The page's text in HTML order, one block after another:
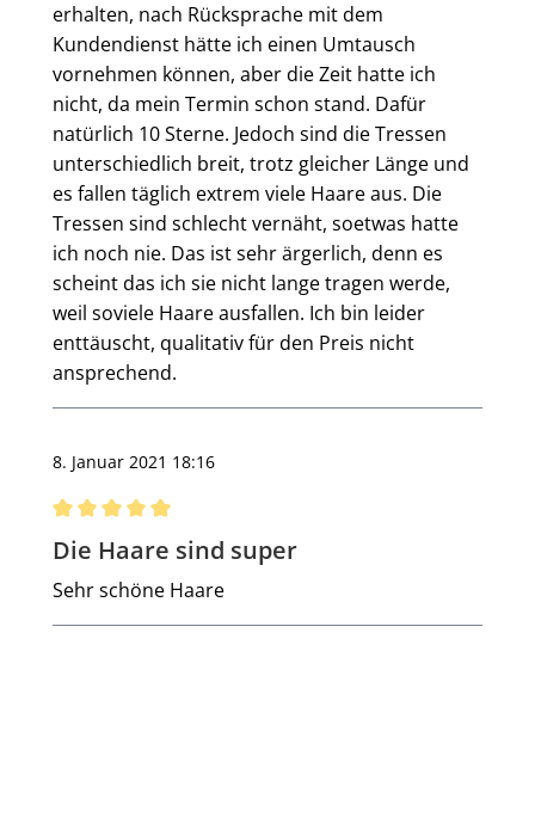
erhalten, nach Rücksprache mit dem
Kundendienst hätte ich einen Umtausch
vornehmen können, aber die Zeit hatte ich
nicht, da mein Termin schon stand. Dafür
natürlich 10 Sterne. Jedoch sind die Tressen
unterschiedlich breit, trotz gleicher Länge und
es fallen täglich extrem viele Haare aus. Die
Tressen sind schlecht vernäht, soetwas hatte
ich noch nie. Das ist sehr ärgerlich, denn es
scheint das ich sie nicht lange tragen werde,
weil soviele Haare ausfallen. Ich bin leider
enttäuscht, qualitativ für den Preis nicht
ansprechend.
8. Januar 2021 18:16
Bewertung mit 5 von 5 Sternen
Die Haare sind super
Sehr schöne Haare